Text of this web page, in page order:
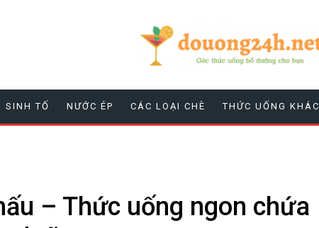
SINH TỐ NƯỚC ÉP CÁC LOẠI CHÈ THỨC UỐNG KHÁC
– Thức uống ngon chứa